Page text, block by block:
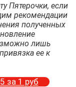
Пятерочки, если
рекомендации
полученных
лишь
ее к
за 1 руб